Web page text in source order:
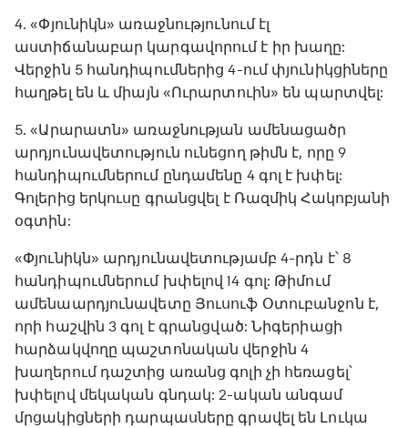
4. «Փյունիկն» առաջնությունում էլ
աստիճանաբար կարգավորում է իր խաղը:
Վերջին 5 հանդիպումներից 4-ում փյունիկցիները
հաղթել են և միայն «Ուրարտուին» են պարտվել:
5. «Արարատն» առաջնության ամենացածր
արդյունավետություն ունեցող թիմն է, որը 9
հանդիպումներում ընդամենը 4 գոլ է խփել:
Գոլերից երկուսը գրանցվել է Ռազմիկ Հակոբյանի
օգտին:
«Փյունիկն» արդյունավետությամբ 4-րդն է՝ 8
հանդիպումներում խփելով 14 գոլ: Թիմում
ամենաարդյունավետը Յուսուֆ Օտուբանջոն է,
որի հաշվին 3 գոլ է գրանցված: Նիգերիացի
հարձակվողը պաշտոնական վերջին 4
խաղերում դաշտից առանց գոլի չի հեռացել՝
խփելով մեկական գնդակ: 2-ական անգամ
մրցակիցների դարպասները գրավել են Լուկա